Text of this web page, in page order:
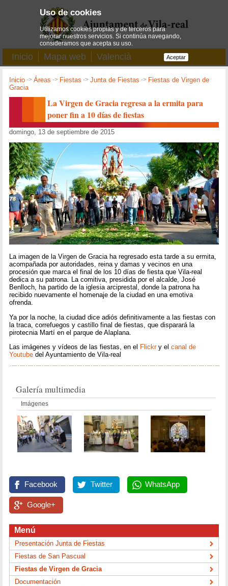
Inicio Mapa web Valencià
Inicio ->Áreas -> Fiestas ->Junta de Fiestas -> Fiestas de Virgen de
Gracia
La Virgen de Gracia regresa a la ermita para
poner fin a 10 días de fiestas
domingo, 13 de septiembre de 2015
La imagen de la Virgen de Gracia ha regresado esta tarde a su ermita,
acompañada por autoridades, reina y damas y vecinos en una
procesión que marca el final de los 10 días de fiesta que Vila-real
dedica a su patrona. La comitiva, presidida por el alcalde, José
Benlloch, ha partido de la iglesia arciprestal, donde la patrona ha
recibido nuevamente el homenaje de la ciudad en una emotiva
ofrenda.
Ya por la noche, la ciudad dice adiós definitivamente a las fiestas con
la traca, correfuegos y castillo final de fiestas, que disparará la
pirotecnia Martí en el parque de Alaplana.
Las imágenes y vídeos de las fiestas, en el Flickry elcanal de
Youtube del Ayuntamiento de Vila-real
Galería multimedia
Imágenes
Facebook Twitter WhatsApp
Google+
Menú
Presentación Junta de Fiestas
Fiestas de San Pascual
Fiestas de Virgen de Gracia
Documentación
Uso de cookies
Utilizamos cookies propias y de terceros para
mejorar nuestros servicios. Si continúa navegando,
consideramos que acepta su uso.
Aceptar